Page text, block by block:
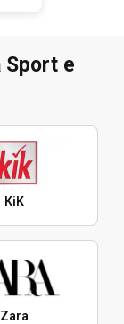
e
KiK
Zara